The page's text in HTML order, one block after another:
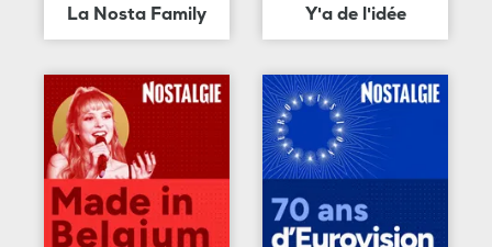
La Nosta Family Y'a de l'idée